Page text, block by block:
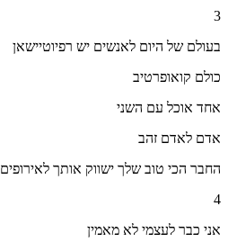
3
בעולם של היום לאנשים יש רפיוטיישאן
כולם קואופרטיב
אחד אוכל עם השני
אדם לאדם זהב
החבר הכי טוב שלך ישווק אותך לאירופים
4
אני כבר לעצמי לא מאמין